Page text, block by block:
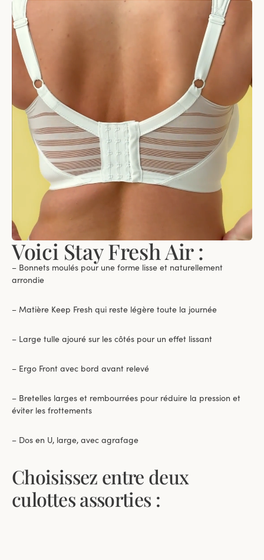
Voici Stay Fresh Air :
– Bonnets moulés pour une forme lisse et naturellement
arrondie
– Matière Keep Fresh qui reste légère toute la journée
– Large tulle ajouré sur les côtés pour un effet lissant
– Ergo Front avec bord avant relevé
– Bretelles larges et rembourrées pour réduire la pression et
éviter les frottements
– Dos en U, large, avec agrafage
Choisissez entre deux
culottes assorties :